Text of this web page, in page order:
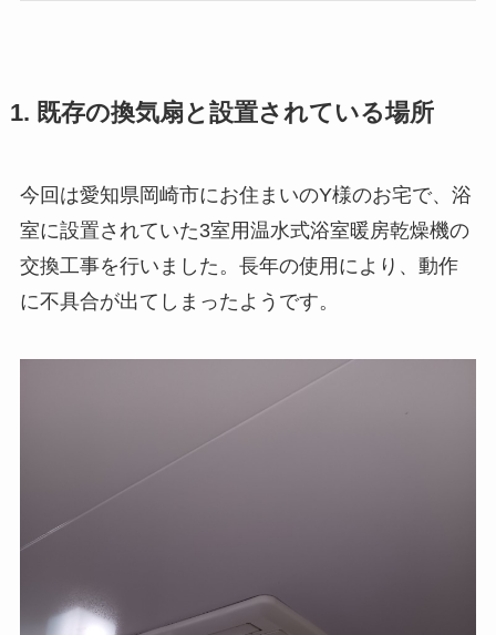
1. 既存の換気扇と設置されている場所
今回は愛知県岡崎市にお住まいのY様のお宅で、浴
室に設置されていた3室用温水式浴室暖房乾燥機の
交換工事を行いました。長年の使用により、動作
に不具合が出てしまったようです。